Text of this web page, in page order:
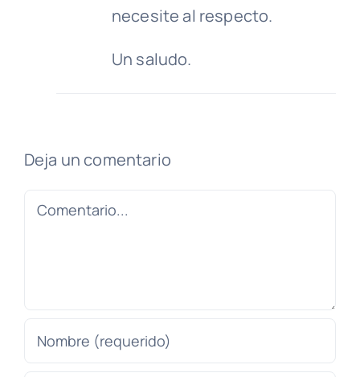
necesite al respecto.
Un saludo.
Deja un comentario
Comentario